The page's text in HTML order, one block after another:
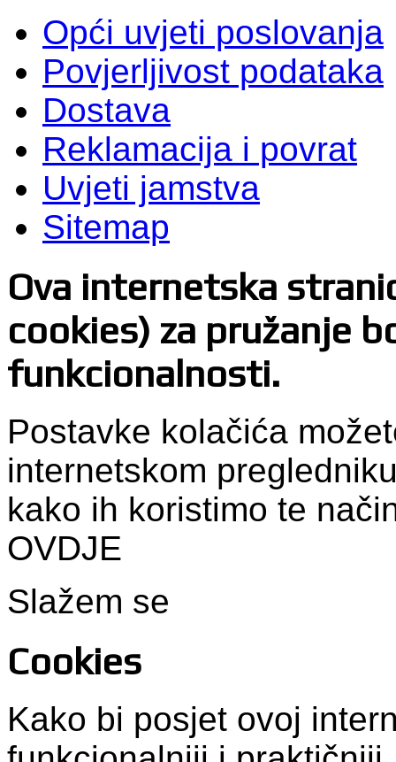
Opći uvjeti poslovanja
Povjerljivost podataka
Dostava
Reklamacija i povrat
Uvjeti jamstva
Sitemap
Ova internetska
cookies) za pružanje
funkcionalnosti.
Postavke kolačića
internetskom
kako ih koristimo te
OVDJE
Slažem se
Cookies
Kako bi posjet ovoj